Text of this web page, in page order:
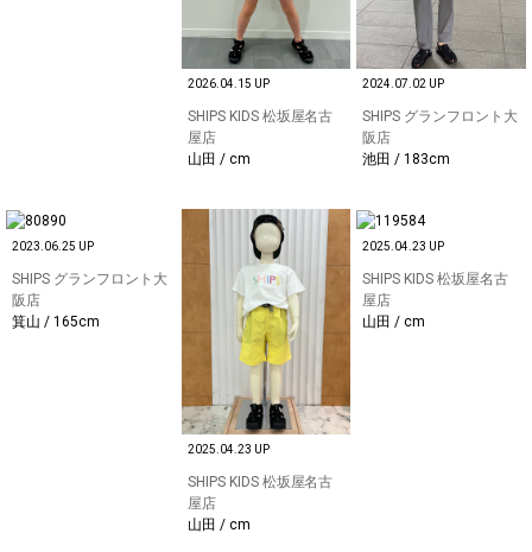
2026.04.15 UP
SHIPS KIDS 松坂屋名古
屋店
山田 / cm
2024.07.02 UP
SHIPS グランフロント大
阪店
池田 / 183cm
2023.06.25 UP
SHIPS グランフロント大
阪店
箕山 / 165cm
2025.04.23 UP
SHIPS KIDS 松坂屋名古
屋店
山田 / cm
2025.04.23 UP
SHIPS KIDS 松坂屋名古
屋店
山田 / cm